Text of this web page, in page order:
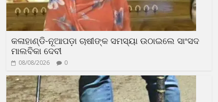
କଳାହାଣ୍ଡି-ନୂଆପଡ଼ା ଚାଷୀଙ୍କ ସମସ୍ୟା ଉଠାଇଲେ ସାଂସଦ
ମାଲବିକା ଦେବୀ
08/08/2026 0